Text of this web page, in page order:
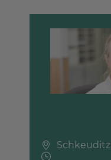
Schkeuditz